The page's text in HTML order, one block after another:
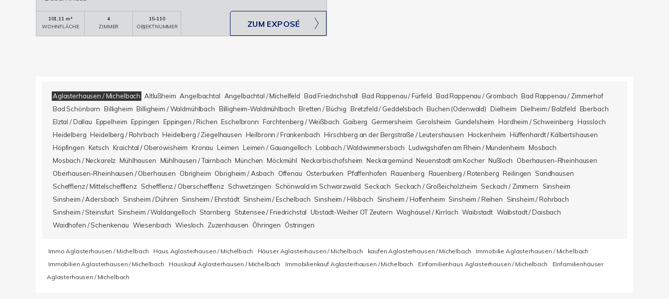
101,11 m²
WOHNFLÄCHE
4
ZIMMER
15-110
OBJEKTNUMMER
ZUM EXPOSÉ
Aglasterhausen / Michelbach Altlußheim Angelbachtal Angelbachtal / Michelfeld Bad Friedrichshall Bad Rappenau / Fürfeld Bad Rappenau / Grombach Bad Rappenau / Zimmerhof
Bad Schönborn Billigheim Billigheim / Waldmühlbach Billigheim-Waldmühlbach Bretten / Büchig Bretzfeld / Geddelsbach Buchen (Odenwald) Dielheim Dielheim / Balzfeld Eberbach
Elztal / Dallau Eppelheim Eppingen Eppingen / Richen Eschelbronn Forchtenberg / Weißbach Gaiberg Germersheim Gerolsheim Gundelsheim Hardheim / Schweinberg Hassloch
Heidelberg Heidelberg / Rohrbach Heidelberg / Ziegelhausen Heilbronn / Frankenbach Hirschberg an der Bergstraße / Leutershausen Hockenheim Hüffenhardt / Kälbertshausen
Höpfingen Ketsch Kraichtal / Oberöwisheim Kronau Leimen Leimen / Gauangelloch Lobbach / Waldwimmersbach Ludwigshafen am Rhein / Mundenheim Mosbach
Mosbach / Neckarelz Mühlhausen Mühlhausen / Tairnbach München Möckmühl Neckarbischofsheim Neckargemünd Neuenstadt am Kocher Nußloch
Oberhausen-Rheinhausen
Oberhausen-Rheinhausen / Oberhausen
Obrigheim Obrigheim / Asbach Offenau Osterburken Pfaffenhofen Rauenberg Rauenberg / Rotenberg Reilingen
Sandhausen
Schefflenz / Mittelschefflenz Schefflenz / Oberschefflenz Schwetzingen Schönwald im Schwarzwald Seckach Seckach / Großeicholzheim Seckach / Zimmern
Sinsheim
Sinsheim / Adersbach
Sinsheim / Dühren Sinsheim / Ehrstädt Sinsheim / Eschelbach Sinsheim / Hilsbach Sinsheim / Hoffenheim Sinsheim / Reihen
Sinsheim / Rohrbach
Sinsheim / Steinsfurt Sinsheim / Waldangelloch Starnberg Stutensee / Friedrichstal Ubstadt-Weiher OT Zeutern Waghäusel / Kirrlach Waibstadt Waibstadt / Daisbach
Waidhofen / Schenkenau Wiesenbach Wiesloch Zuzenhausen Öhringen Östringen
Immo Aglasterhausen / Michelbach Haus Aglasterhausen / Michelbach Häuser Aglasterhausen / Michelbach kaufen Aglasterhausen / Michelbach
Immobilie Aglasterhausen / Michelbach
Immobilien Aglasterhausen / Michelbach
Hauskauf Aglasterhausen / Michelbach Immobilienkauf Aglasterhausen / Michelbach Einfamilienhaus Aglasterhausen / Michelbach
Einfamilienhäuser
Aglasterhausen / Michelbach